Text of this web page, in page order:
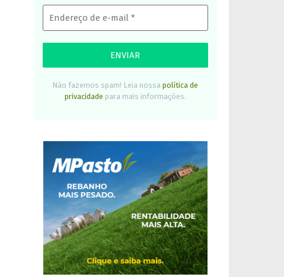
Não fazemos spam! Leia nossapolítica de
privacidade para mais informações.